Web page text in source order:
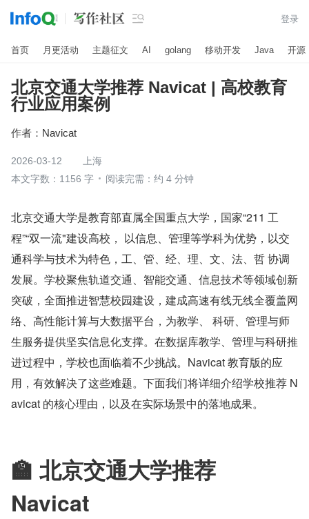
 登录
首页 月更活动 主题征文 AI golang 移动开发 Java 开源
北京交通大学推荐 Navicat | 高校教育
行业应用案例
作者： Navicat
2026-03-12
上海
本文字数：1156 字
阅读完需：约 4 分钟
北京交通大学是教育部直属全国重点大学，国家“211 工
程”“双一流"建设高校， 以信息、管理等学科为优势，以交
通科学与技术为特色，工、管、经、理、文、法、哲 协调
发展。学校聚焦轨道交通、智能交通、信息技术等领域创新
突破，全面推进智慧校园建设，建成高速有线无线全覆盖网
络、高性能计算与大数据平台，为教学、 科研、管理与师
生服务提供坚实信息化支撑。在数据库教学、管理与科研推
进过程中，学校也面临着不少挑战。Navicat 教育版的应
用，有效解决了这些难题。下面我们将详细介绍学校推荐 N
avicat 的核心理由，以及在实际场景中的落地成果。
🏫 北京交通大学推荐
Navicat